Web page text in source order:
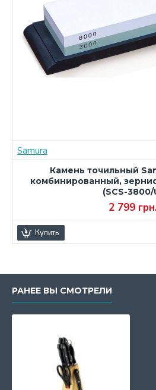
Samura
Камень точильный
комбинированный,
(SCS-3800/
2 799
Купить
РАНЕЕ ВЫ СМОТРЕЛИ